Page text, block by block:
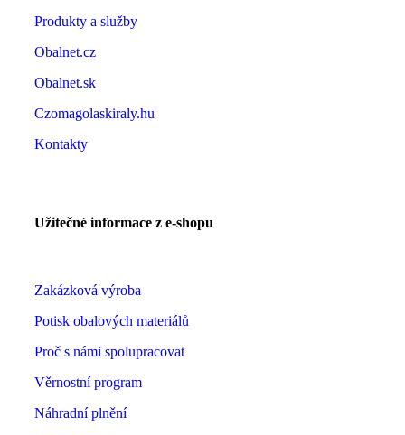
Produkty a služby
Obalnet.cz
Obalnet.sk
Czomagolaskiraly.hu
Kontakty
Užitečné informace z e-shopu
Zakázková výroba
Potisk obalových materiálů
Proč s námi spolupracovat
Věrnostní program
Náhradní plnění